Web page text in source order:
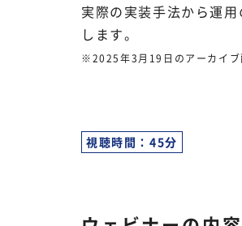
実際の実装手法から運
します。
※2025年3月19日のアーカイブ
視聴時間：45分